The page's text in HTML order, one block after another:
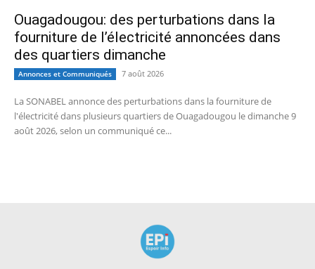
Ouagadougou: des perturbations dans la
fourniture de l’électricité annoncées dans
des quartiers dimanche
Annonces et Communiqués 7 août 2026
La SONABEL annonce des perturbations dans la fourniture de
l'électricité dans plusieurs quartiers de Ouagadougou le dimanche 9
août 2026, selon un communiqué ce...